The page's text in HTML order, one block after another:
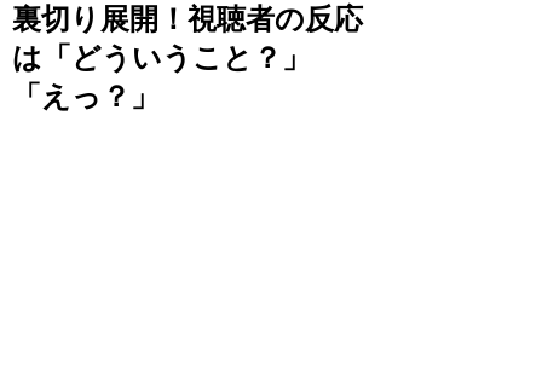
裏切り展開！視聴者の反応
は「どういうこと？」
「えっ？」